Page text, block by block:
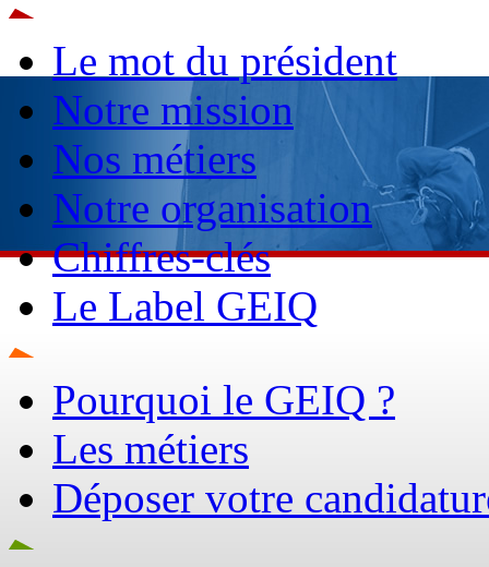
Le mot du président
Notre mission
Nos métiers
Notre organisation
Chiffres-clés
Le Label GEIQ
Pourquoi le GEIQ ?
Les métiers
Déposer votre